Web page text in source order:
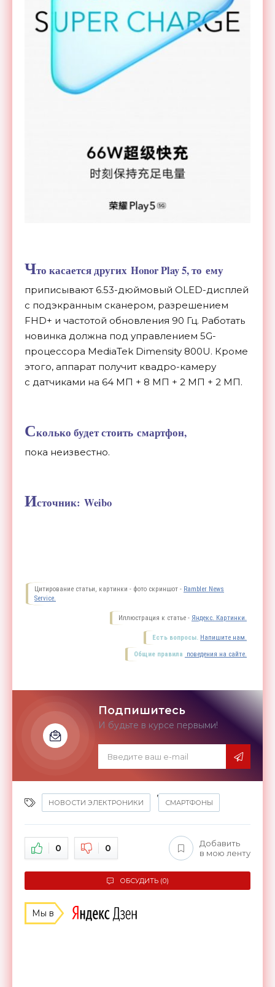
Что касается других Honor Play 5, то ему
приписывают 6.53-дюймовый OLED-дисплей
с подэкранным сканером, разрешением
FHD+ и частотой обновления 90 Гц. Работать
новинка должна под управлением 5G-
процессора MediaTek Dimensity 800U. Кроме
этого, аппарат получит квадро-камеру
с датчиками на 64 МП + 8 МП + 2 МП + 2 МП.
Сколько будет стоить смартфон,
пока неизвестно.
Источник: Weibo
Цитирование статьи, картинки - фото скриншот - Rambler News
Service.
Иллюстрация к статье - Яндекс. Картинки.
Есть вопросы. Напишите нам.
Общие правила поведения на сайте.
Подпишитесь
И будьте в курсе первыми!
НОВОСТИ ЭЛЕКТРОНИКИ
,
СМАРТФОНЫ
0 0
Добавить
в мою ленту
ОБСУДИТЬ (0)
Мы в